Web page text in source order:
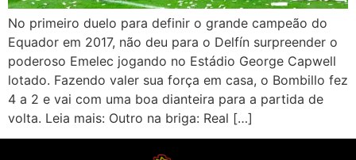
No primeiro duelo para definir o grande campeão do
Equador em 2017, não deu para o Delfín surpreender o
poderoso Emelec jogando no Estádio George Capwell
lotado. Fazendo valer sua força em casa, o Bombillo fez
4 a 2 e vai com uma boa dianteira para a partida de
volta. Leia mais: Outro na briga: Real […]